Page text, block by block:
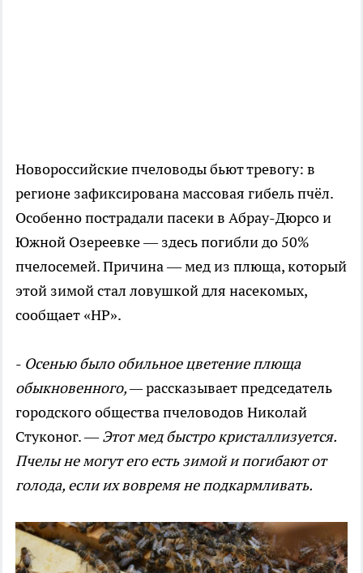
Новороссийские пчеловоды бьют тревогу: в
регионе зафиксирована массовая гибель пчёл.
Особенно пострадали пасеки в Абрау-Дюрсо и
Южной Озереевке — здесь погибли до 50%
пчелосемей. Причина — мед из плюща, который
этой зимой стал ловушкой для насекомых,
сообщает «НР».
- Осенью было обильное цветение плюща
обыкновенного, —рассказывает председатель
городского общества пчеловодов Николай
Стуконог. —Этот мед быстро кристаллизуется.
Пчелы не могут его есть зимой и погибают от
голода, если их вовремя не подкармливать.